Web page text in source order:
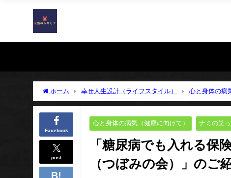
ホーム 幸せ人生設計（ライフスタイル） 心と身体の病
の会（つぼみの会）」のご紹介〜発症したらしておきたいこと〜
Facebook
post
心と身体の病気（健康に向けて） ナミの笑
「糖尿病でも入れる保
（つぼみの会）」のご